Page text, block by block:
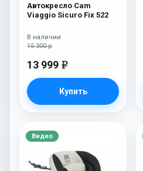
Автокресло Cam
Viaggio Sicuro Fix 522
15 300 р
13 999 e
Купить
В наличии
Видео